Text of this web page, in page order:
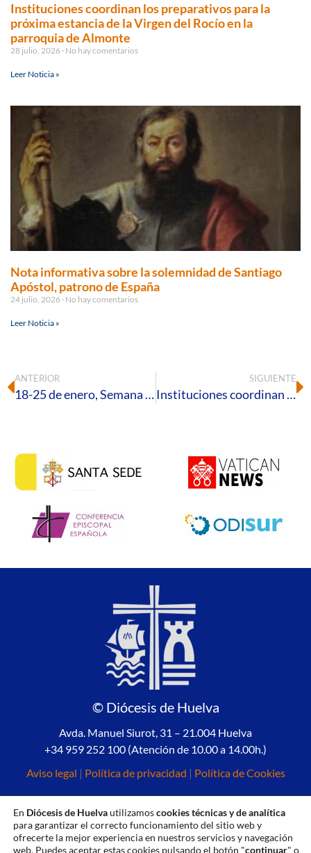
Instituciones coordinan los preparativos para la
próxima estancia de la Virgen del Rocío en la
parroquia de Almonte
28 julio, 2026 No hay comentarios
Leer Noticia »
Nota informativa sobre la solemnidad de Santiago
Apóstol, patrono de España
24 julio, 2026 No hay comentarios
Leer Noticia »
ANTERIOR
18-25 de enero, Semana de oración por la Unidad de los cristianos: «Haz el bien; busca la justicia»
SIGUIENTE
Instituciones coordinan los preparativos para la próxima estancia de la Virgen del Rocío en la parroquia de Almonte
© Diócesis de Huelva
Avda. Manuel Siurot, 31 – 21.004 Huelva
+34 959 252 100 (Atención de 10.00 a 14.00h.)
Aviso legal | Política de privacidad | Política de Cookies
En Diócesis de Huelvautilizamoscookies técnicas y de analítica
para garantizar el correcto funcionamiento del sitio web y
ofrecerte la mejor experiencia en nuestros servicios y navegación
web. Puedes aceptar estas cookies pulsando el botón "continuar" o